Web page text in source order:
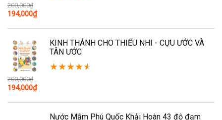
200,000₫
Giá
là:
200,000₫.
194,000₫Giá
tại
194,000₫.
KINH THÁNH CHO THIẾU NHI - CỰU ƯỚC VÀ
TÂN ƯỚC
★★★★★
200,000₫
Giá
là:
194,000₫Giá
tại
Nước Mắm Phú Quốc Khải Hoàn 43 độ đạm